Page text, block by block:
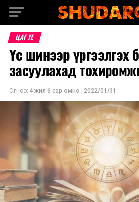
ЦАГ ҮЕ
Үс шинээр үргээлгэх
засуулахад
Огноо: 4 жил 6 сар.өмнө , 2022/01/31